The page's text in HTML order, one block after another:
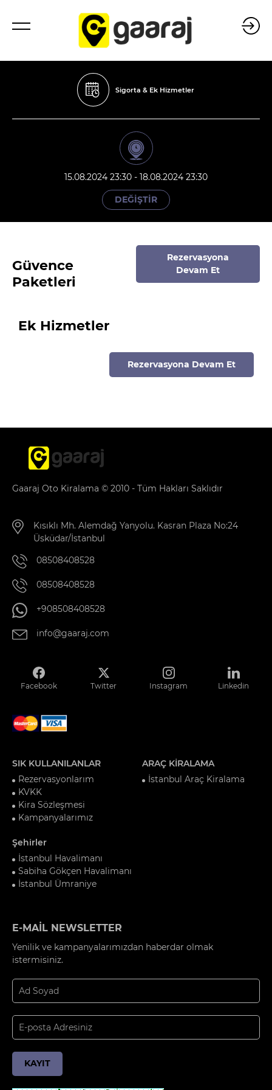
Sigorta & Ek Hizmetler
15.08.2024 23:30 - 18.08.2024 23:30
DEĞİŞTİR
Güvence
Paketleri
Rezervasyona
Devam Et
Ek Hizmetler
Rezervasyona Devam Et
Gaaraj Oto Kiralama © 2010 - Tüm Hakları Saklıdır
Kısıklı Mh. Alemdağ Yanyolu. Kasran Plaza No:24
Üsküdar/İstanbul
08508408528
08508408528
+908508408528
info@gaaraj.com
Facebook Twitter Instagram Linkedin
SIK KULLANILANLAR
Rezervasyonlarım
KVKK
Kira Sözleşmesi
Kampanyalarımız
ARAÇ KİRALAMA
İstanbul Araç Kiralama
Şehirler
İstanbul Havalimanı
Sabiha Gökçen Havalimanı
İstanbul Ümraniye
E-MAİL NEWSLETTER
Yenilik ve kampanyalarımızdan haberdar olmak
istermisiniz.
KAYIT